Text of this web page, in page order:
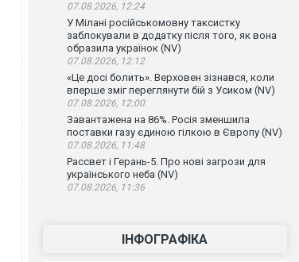
07.08.2026, 12:24
У Мілані російськомовну таксистку
заблокували в додатку після того, як вона
образила українок (NV)
07.08.2026, 12:12
«Це досі болить». Верховен зізнався, коли
вперше зміг переглянути бій з Усиком (NV)
07.08.2026, 12:00
Завантажена на 86%. Росія зменшила
поставки газу єдиною гілкою в Європу (NV)
07.08.2026, 11:48
Рассвет і Герань-5. Про нові загрози для
українського неба (NV)
07.08.2026, 11:36
ІНФОГРАФІКА